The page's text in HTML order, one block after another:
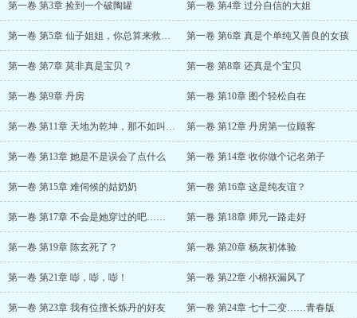
第一卷 第3章 捡到一个破陶罐 第一卷 第4章 过分自信的大姐
第一卷 第5章 仙子姐姐，你总算来救我了 第一卷 第6章 真是个单纯又善良的女孩
第一卷 第7章 莫非真是宝贝？ 第一卷 第8章 还真是个宝贝
第一卷 第9章 丹房 第一卷 第10章 图个轻松自在
第一卷 第11章 天地为乾坤，那不如叫它…… 第一卷 第12章 丹房第一位顾客
第一卷 第13章 她是不是误会了点什么 第一卷 第14章 收你做个记名弟子
第一卷 第15章 难伺候的姑奶奶 第一卷 第16章 这是纯友谊？
第一卷 第17章 不会是她穿过的吧…… 第一卷 第18章 师兄一路走好
第一卷 第19章 陈玄死了？ 第一卷 第20章 杨灰初体验
第一卷 第21章 嘭，嘭，嘭！ 第一卷 第22章 小棉袄漏风了
第一卷 第23章 我有位擅长炼丹的好友 第一卷 第24章 七十二变……青春版